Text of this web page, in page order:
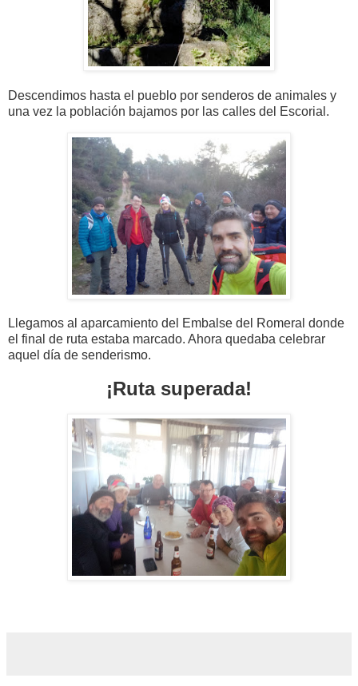
Descendimos hasta el pueblo por senderos de animales y
una vez la población bajamos por las calles del Escorial.
Llegamos al aparcamiento del Embalse del Romeral donde
el final de ruta estaba marcado. Ahora quedaba celebrar
aquel día de senderismo.
¡Ruta superada!